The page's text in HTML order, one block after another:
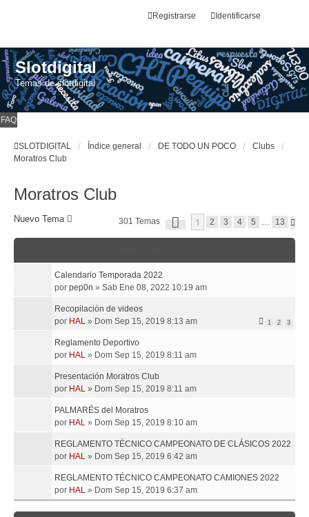
Identificarse
Registrarse
Slotdigital
Temas de slotdigital
FAQ
SLOTDIGITAL Índice general DE TODO UN POCO
Clubs
Moratros Club
Moratros Club
Nuevo Tema 301 Temas
P
Á
G
D
1 2 3 4 5 … 13
Calendario Temporada 2022
por pep0n » Sab Ene 08, 2022 10:19 am
Recopilación de videos
por HAL » Dom Sep 15, 2019 8:13 am 1 2 3
Reglamento Deportivo
por HAL » Dom Sep 15, 2019 8:11 am
Presentación Moratros Club
por HAL » Dom Sep 15, 2019 8:11 am
PALMARÉS del Moratros
por HAL » Dom Sep 15, 2019 8:10 am
REGLAMENTO TÉCNICO CAMPEONATO DE CLÁSICOS 2022
por HAL » Dom Sep 15, 2019 6:42 am
REGLAMENTO TÉCNICO CAMPEONATO CAMIONES 2022
por HAL » Dom Sep 15, 2019 6:37 am